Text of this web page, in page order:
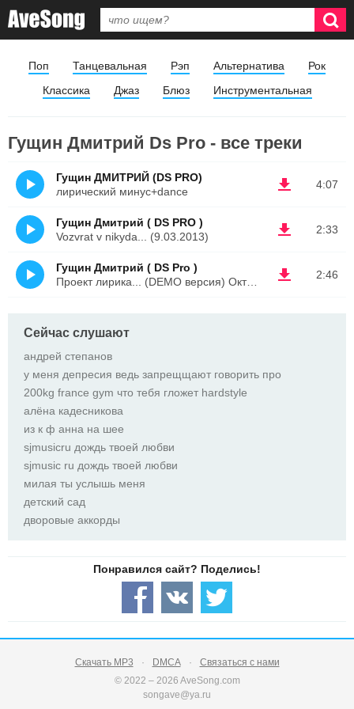
Поп Танцевальная Рэп Альтернатива
Рок
Классика
Джаз Блюз Инструментальная
Гущин Дмитрий Ds Pro - все треки
4:07
Гущин ДМИТРИЙ (DS PRO)
лирический минус+dance
2:33
Гущин Дмитрий ( DS PRO )
Vozvrat v nikyda... (9.03.2013)
2:46
Гущин Дмитрий ( DS Pro )
Проект лирика... (DEMO версия) Октябрь2012
Сейчас слушают
андрей степанов
у меня депресия ведь запрещщают говорить про
200kg france gym что тебя гложет hardstyle
алёна кадесникова
из к ф анна на шее
sjmusicru дождь твоей любви
sjmusic ru дождь твоей любви
милая ты услышь меня
детский сад
дворовые аккорды
Скачать MP3 DMCA
Связаться с нами
© 2022 – 2026 AveSong.com
songave@ya.ru